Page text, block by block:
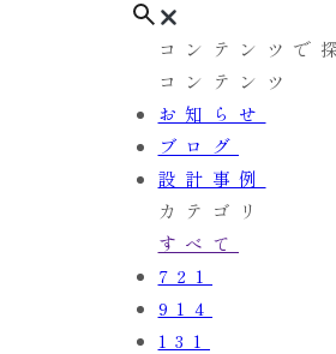
コンテンツで
コンテンツ
お知らせ
ブログ
設計事例
カテゴリ
すべて
721
914
131